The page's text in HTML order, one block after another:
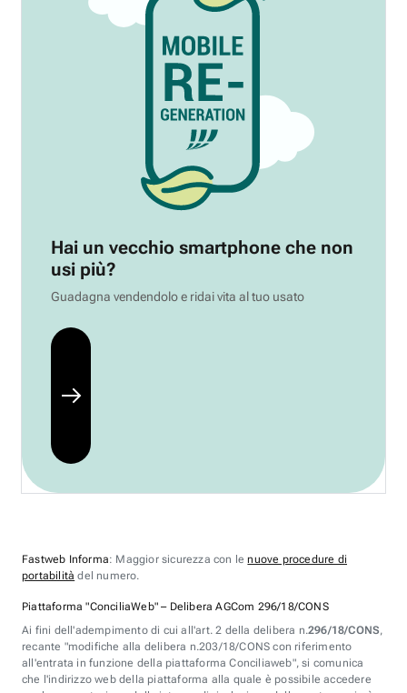
Hai un vecchio smartphone che non
usi più?
Guadagna vendendolo e ridai vita al tuo usato
Fastweb Informa: Maggior sicurezza con lenuove procedure di
portabilità del numero.
Piattaforma "ConciliaWeb" – Delibera AGCom 296/18/CONS
Ai fini dell'adempimento di cui all'art. 2 della delibera n.296/18/CONS,
recante "modifiche alla delibera n.203/18/CONS con riferimento
all'entrata in funzione della piattaforma Conciliaweb", si comunica
che l'indirizzo web della piattaforma alla quale è possibile accedere